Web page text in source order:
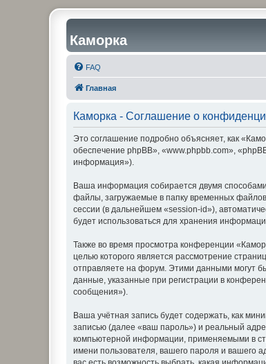
Каморка
FAQ
Главная
Каморка - Соглашение о
Это соглашение подробно объясняет, как
обеспечение phpBB», «www.phpbb.com»,
информация»).
Ваша информация собирается двумя
файлы, загружаемые в папку временных
сессии (в дальнейшем «session-id»),
будет использоваться для хранения
Также во время просмотра конференции
целью которого является рассмотрение
отправляете на форум. Этими данными могут
данные, указанные при регистрации в
сообщения»).
Ваша учётная запись будет содержать, как
записью (далее «ваш пароль») и реальный
компьютерной информации, применяемыми в
имени пользователя, вашего пароля и вашего